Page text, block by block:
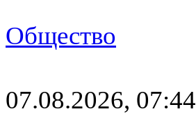
Общество
07.08.2026, 07:44